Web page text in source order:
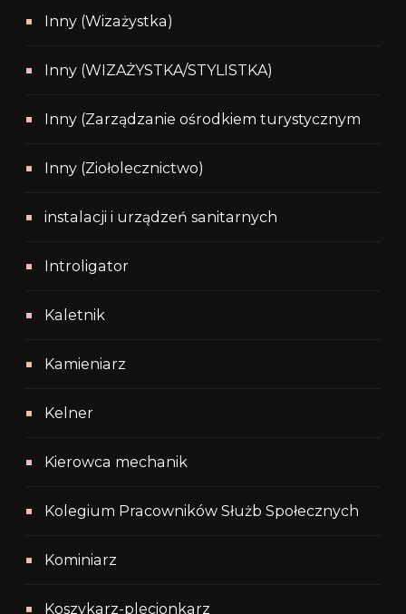
Inny (Wizażystka)
Inny (WIZAŻYSTKA/STYLISTKA)
Inny (Zarządzanie ośrodkiem turystycznym
Inny (Ziołolecznictwo)
instalacji i urządzeń sanitarnych
Introligator
Kaletnik
Kamieniarz
Kelner
Kierowca mechanik
Kolegium Pracowników Służb Społecznych
Kominiarz
Koszykarz-plecionkarz